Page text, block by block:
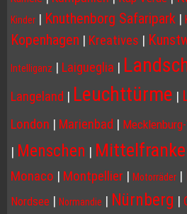
Kinder | Knuthenborg Safaripark |
Kopenhagen | Kreatives |
Intelliganz | Laigueglia |
Langeland | Leuchttürme |
London | Marienbad |
| Menschen |
Monaco | Montpellier | Motorräder |
Nordsee | Normandie | Nürnberg |